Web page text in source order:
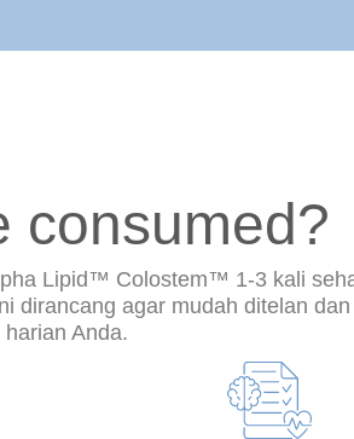
consumed?
Lipid™ Colostem™ 1-3 kali
dirancang agar mudah ditelan dan
Anda.